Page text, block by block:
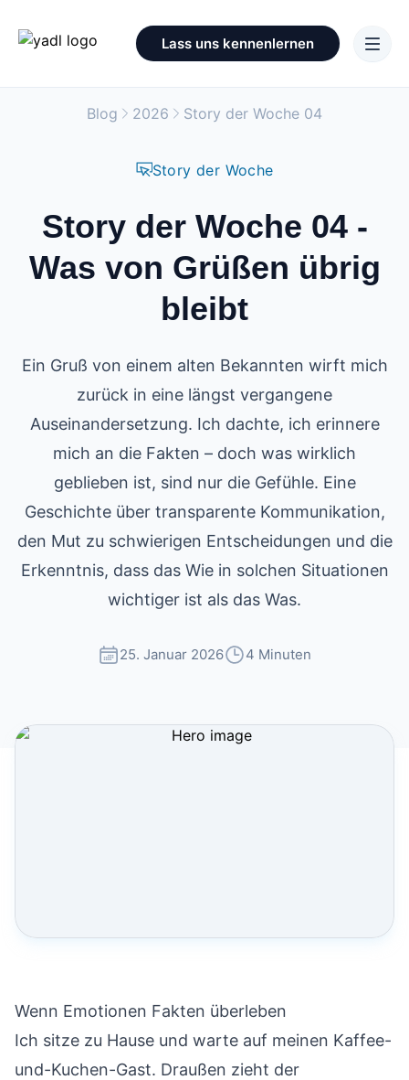
Lass uns kennenlernen
Blog 2026 Story der Woche 04
Story der Woche
Story der Woche 04 -
Was von Grüßen übrig
bleibt
Ein Gruß von einem alten Bekannten wirft mich
zurück in eine längst vergangene
Auseinandersetzung. Ich dachte, ich erinnere
mich an die Fakten – doch was wirklich
geblieben ist, sind nur die Gefühle. Eine
Geschichte über transparente Kommunikation,
den Mut zu schwierigen Entscheidungen und die
Erkenntnis, dass das Wie in solchen Situationen
wichtiger ist als das Was.
25. Januar 2026 4 Minuten
Wenn Emotionen Fakten überleben
Ich sitze zu Hause und warte auf meinen Kaffee-
und-Kuchen-Gast. Draußen zieht der